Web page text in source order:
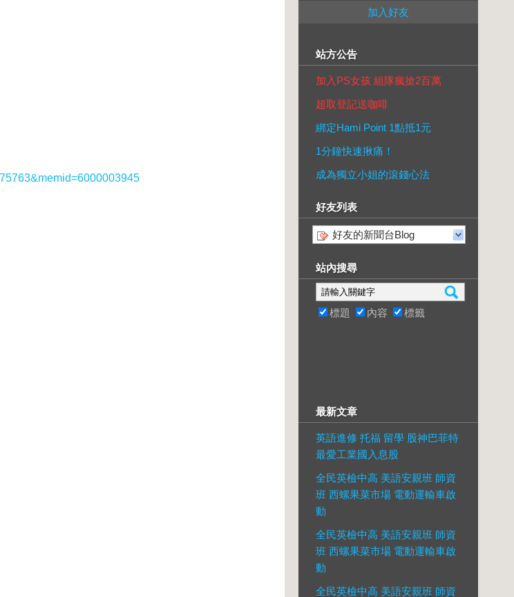
加入好友
站方公告
加入PS女孩 組隊瘋搶2百萬
超取登記送咖啡
綁定Hami Point 1點抵1元
1分鐘快速揪痛！
成為獨立小姐的滾錢心法
好友列表
好友的新聞台Blog
站內搜尋
標題 內容 標籤
最新文章
英語進修 托福 留學 股神巴菲特
最愛工業國入息股
全民英檢中高 美語安親班 師資
班 西螺果菜市場 電動運輸車啟
動
全民英檢中高 美語安親班 師資
班 西螺果菜市場 電動運輸車啟
動
全民英檢中高 美語安親班 師資